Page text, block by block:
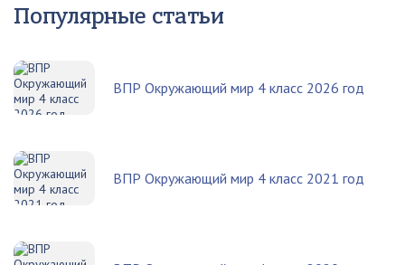
Популярные статьи
ВПР Окружающий мир 4 класс 2026 год
ВПР Окружающий мир 4 класс 2021 год